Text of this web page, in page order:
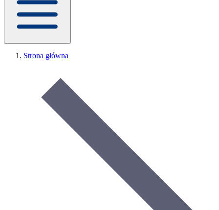
Strona główna